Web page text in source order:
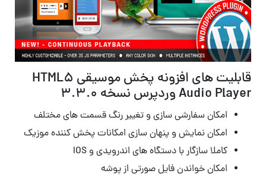
قابلیت های افزونه پخش موسیقی HTML5
Audio Player وردپرس نسخه 3.3.0
امکان سفارشی سازی و تغییر رنگ قسمت های مختلف
امکان نمایش و پنهان سازی امکانات پخش کننده موزیک
کاملا سازگار با دستگاه های اندرویدی و IOS
امکان خواندن فایل صورتی از پوشه